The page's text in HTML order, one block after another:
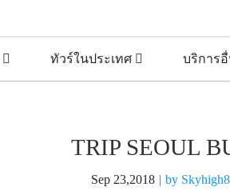
ทัวร์ในประเทศ บริการ
TRIP SEOUL
Sep 23,2018 | by